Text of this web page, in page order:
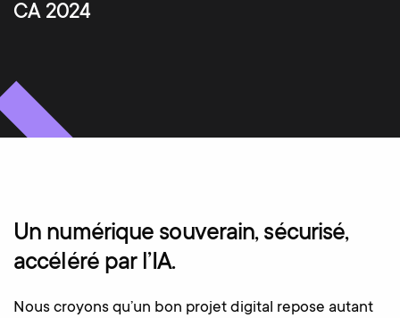
CA 2024
Un numérique souverain, sécurisé,
accéléré par l’IA.
Nous croyons qu’un bon projet digital repose autant